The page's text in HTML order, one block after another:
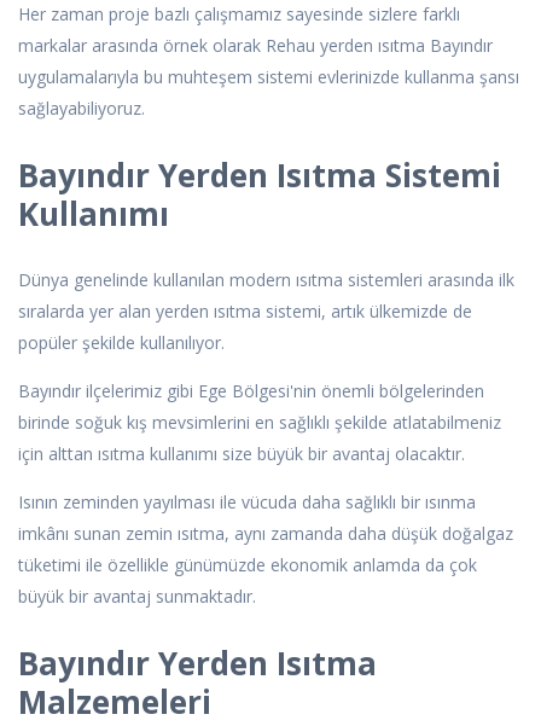
Her zaman proje bazlı çalışmamız sayesinde sizlere farklı
markalar arasında örnek olarak Rehau yerden ısıtma Bayındır
uygulamalarıyla bu muhteşem sistemi evlerinizde kullanma şansı
sağlayabiliyoruz.
Bayındır Yerden Isıtma Sistemi
Kullanımı
Dünya genelinde kullanılan modern ısıtma sistemleri arasında ilk
sıralarda yer alan yerden ısıtma sistemi, artık ülkemizde de
popüler şekilde kullanılıyor.
Bayındır ilçelerimiz gibi Ege Bölgesi'nin önemli bölgelerinden
birinde soğuk kış mevsimlerini en sağlıklı şekilde atlatabilmeniz
için alttan ısıtma kullanımı size büyük bir avantaj olacaktır.
Isının zeminden yayılması ile vücuda daha sağlıklı bir ısınma
imkânı sunan zemin ısıtma, aynı zamanda daha düşük doğalgaz
tüketimi ile özellikle günümüzde ekonomik anlamda da çok
büyük bir avantaj sunmaktadır.
Bayındır Yerden Isıtma
Malzemeleri